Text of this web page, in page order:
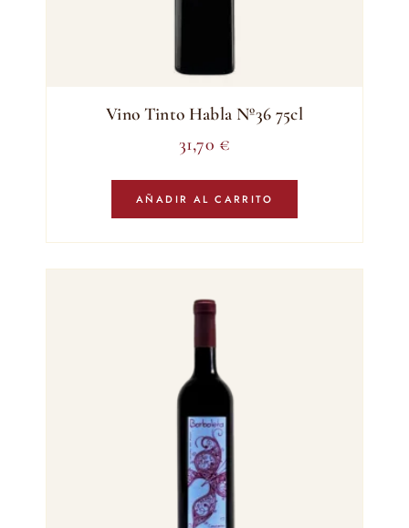
Vino Tinto Habla Nº36 75cl
31,70 €
AÑADIR AL CARRITO